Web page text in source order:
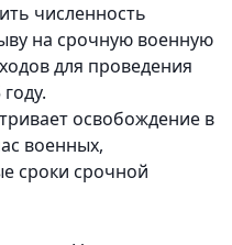
численность
на срочную военную
для проведения
освобождение в
военных,
сроки срочной